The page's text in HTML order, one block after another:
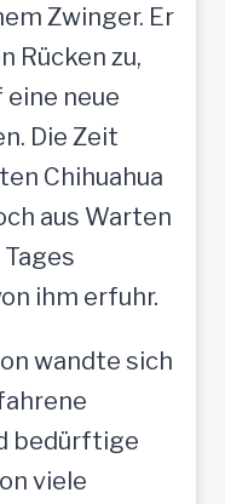
Zwinger. Er
Rücken zu,
neue
Die Zeit
Chihuahua
aus Warten
ihm erfuhr.
wandte sich
bedürftige
viele